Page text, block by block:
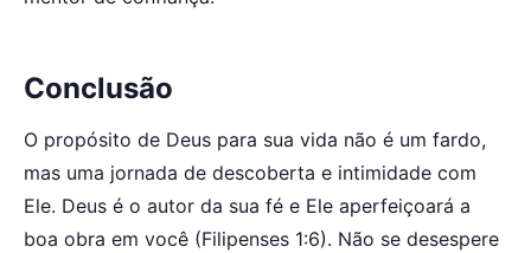
Conclusão
O propósito de Deus para sua vida não é um fardo,
mas uma jornada de descoberta e intimidade com
Ele. Deus é o autor da sua fé e Ele aperfeiçoará a
boa obra em você (Filipenses 1:6). Não se desespere